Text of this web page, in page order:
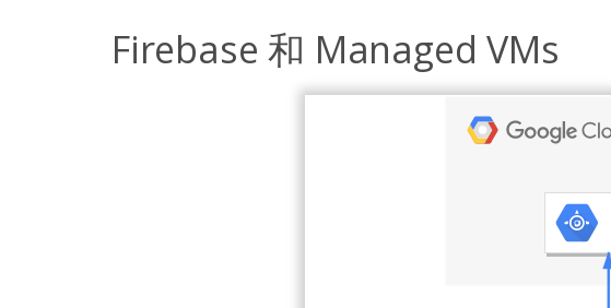
Firebase 和 Managed VMs